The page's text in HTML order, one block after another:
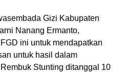
Gizi Kabupaten
Nanang Ermanto,
ini untuk mendapatkan
untuk hasil dalam
Stunting ditanggal 10